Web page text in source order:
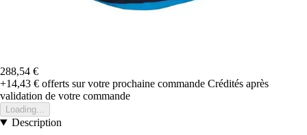
288,54 €
+14,43 € offerts sur votre prochaine commande Crédités après
validation de votre commande
Loading...
Description